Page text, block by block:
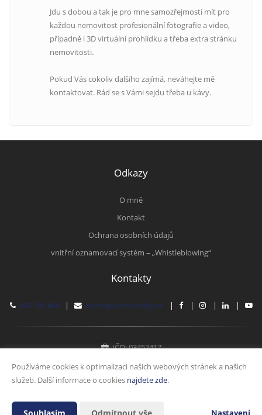
Jdu s dobou a tak je pro mne samozřejmostí mít pro
každou nemovitost profesionální fotografie a video,
případně i 3D virtuální prohlídku a třeba extra stránku
nemovitosti.
Pokud Vás cokoliv dalšího zajímá, neváhejte mě
kontaktovat. Rád se s Vámi sejdu třeba u kávy.
Odkazy
O mně
Kontakt
Ochrana osobních údajů
vnitřní oznamovací systém – „Whistleblowing“
Kontakty
603 795 458| zamis@zamisreality.cz| | | |
IČO: 03452417
Vytvořeno v systému
Používáme cookies k optimalizaci našich webových stránek a našich
služeb. Další informace o cookies najdete zde.
Nastavení